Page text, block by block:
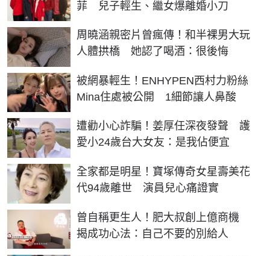
菲 兒子輕生、繼女爆離婚小刀
周曉涵親密片曾瘋傳！和半裸男大玩
人體拱橋 她認了喝酒：很後悔
被網暴輕生！ENHYPEN西村力粉絲
Mina住處被公開 1細節讓人鼻酸
遭勸小心詐騙！姜厚任深夜發聲 護
愛小24歲台大女友：是我佔便宜
全家都是明星！寶塚傳奇女星壽美花
代94歲離世 演員兒心痛證實
曾自稱更生人！肥大叔創上億商機
揭成功心法：自己不要的別給人